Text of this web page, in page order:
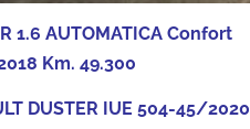
1.6 AUTOMATICA Confort
Km. 49.300
DUSTER IUE 504-45/2020